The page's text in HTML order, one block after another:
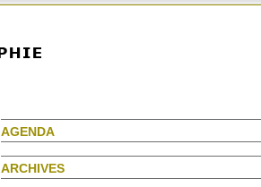
AGENDA
ARCHIVES